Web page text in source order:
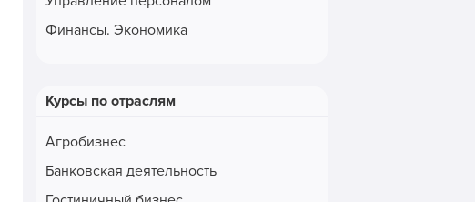
Финансы. Экономика
Курсы по отраслям
Агробизнес
Банковская деятельность